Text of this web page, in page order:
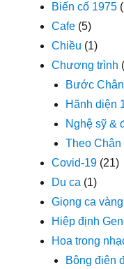
Biến cố 1975
Cafe (5)
Chiều (1)
Chương trình
Bước
Hãnh diện
Nghệ sỹ &
Theo
Covid-19 (21)
Du ca (1)
Giọng ca vàng
Hiệp định
Hoa trong
Bông điên